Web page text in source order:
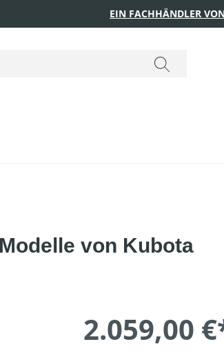
EIN FACHHÄNDLER
von Kubota
2.059,00